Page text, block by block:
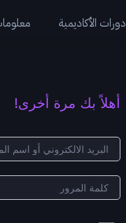
دورات الأكاديمية
أهلاً بك مرة أخرى!